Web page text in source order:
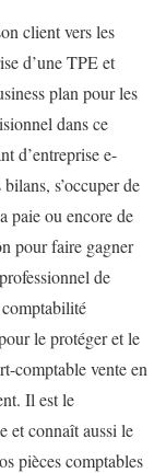
client vers les
d’une TPE et
plan pour les
dans ce
d’entreprise e-
s’occuper de
paie ou encore de
pour faire gagner
de
le protéger et le
comptable vente en
Il est le
et connaît aussi le
pièces comptables